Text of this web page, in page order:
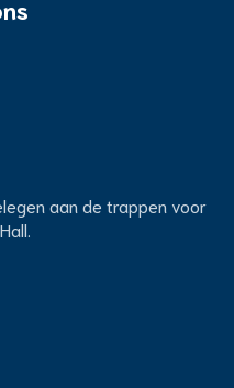
aan de trappen voor